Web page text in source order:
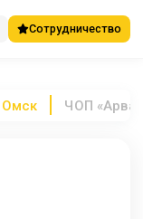
Сотрудничество
Омск ЧОП